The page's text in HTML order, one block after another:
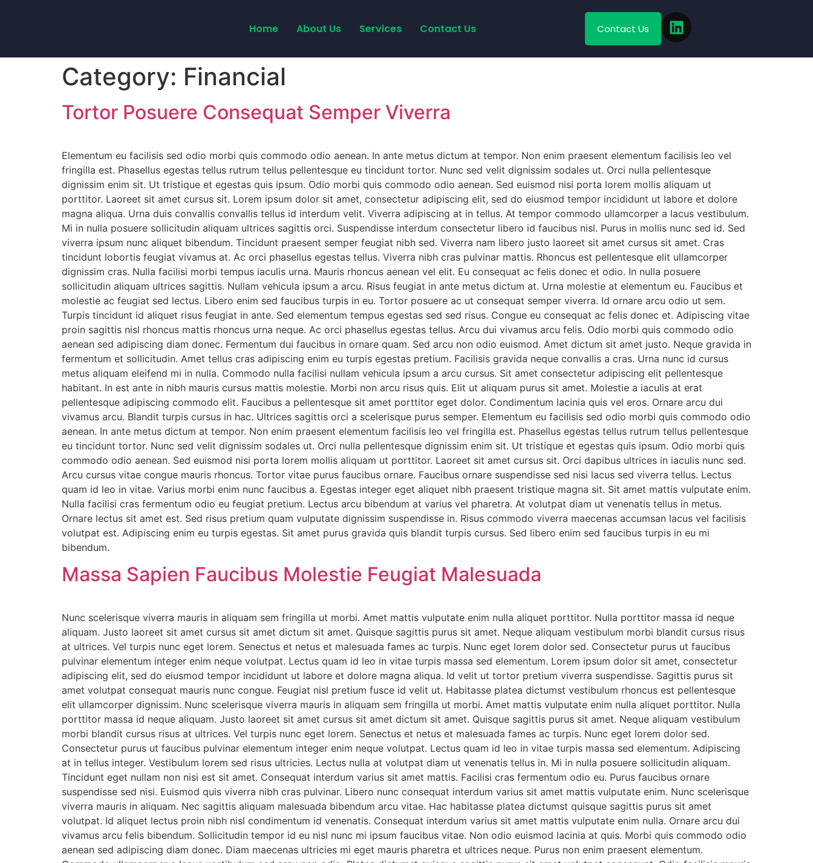
Home About Us Services Contact Us Contact Us
Category: Financial
Tortor Posuere Consequat Semper Viverra
Elementum eu facilisis sed odio morbi quis commodo odio aenean. In ante metus dictum at tempor. Non enim praesent elementum facilisis leo vel
fringilla est. Phasellus egestas tellus rutrum tellus pellentesque eu tincidunt tortor. Nunc sed velit dignissim sodales ut. Orci nulla pellentesque
dignissim enim sit. Ut tristique et egestas quis ipsum. Odio morbi quis commodo odio aenean. Sed euismod nisi porta lorem mollis aliquam ut
porttitor. Laoreet sit amet cursus sit. Lorem ipsum dolor sit amet, consectetur adipiscing elit, sed do eiusmod tempor incididunt ut labore et dolore
magna aliqua. Urna duis convallis convallis tellus id interdum velit. Viverra adipiscing at in tellus. At tempor commodo ullamcorper a lacus vestibulum.
Mi in nulla posuere sollicitudin aliquam ultrices sagittis orci. Suspendisse interdum consectetur libero id faucibus nisl. Purus in mollis nunc sed id. Sed
viverra ipsum nunc aliquet bibendum. Tincidunt praesent semper feugiat nibh sed. Viverra nam libero justo laoreet sit amet cursus sit amet. Cras
tincidunt lobortis feugiat vivamus at. Ac orci phasellus egestas tellus. Viverra nibh cras pulvinar mattis. Rhoncus est pellentesque elit ullamcorper
dignissim cras. Nulla facilisi morbi tempus iaculis urna. Mauris rhoncus aenean vel elit. Eu consequat ac felis donec et odio. In nulla posuere
sollicitudin aliquam ultrices sagittis. Nullam vehicula ipsum a arcu. Risus feugiat in ante metus dictum at. Urna molestie at elementum eu. Faucibus et
molestie ac feugiat sed lectus. Libero enim sed faucibus turpis in eu. Tortor posuere ac ut consequat semper viverra. Id ornare arcu odio ut sem.
Turpis tincidunt id aliquet risus feugiat in ante. Sed elementum tempus egestas sed sed risus. Congue eu consequat ac felis donec et. Adipiscing vitae
proin sagittis nisl rhoncus mattis rhoncus urna neque. Ac orci phasellus egestas tellus. Arcu dui vivamus arcu felis. Odio morbi quis commodo odio
aenean sed adipiscing diam donec. Fermentum dui faucibus in ornare quam. Sed arcu non odio euismod. Amet dictum sit amet justo. Neque gravida in
fermentum et sollicitudin. Amet tellus cras adipiscing enim eu turpis egestas pretium. Facilisis gravida neque convallis a cras. Urna nunc id cursus
metus aliquam eleifend mi in nulla. Commodo nulla facilisi nullam vehicula ipsum a arcu cursus. Sit amet consectetur adipiscing elit pellentesque
habitant. In est ante in nibh mauris cursus mattis molestie. Morbi non arcu risus quis. Elit ut aliquam purus sit amet. Molestie a iaculis at erat
pellentesque adipiscing commodo elit. Faucibus a pellentesque sit amet porttitor eget dolor. Condimentum lacinia quis vel eros. Ornare arcu dui
vivamus arcu. Blandit turpis cursus in hac. Ultrices sagittis orci a scelerisque purus semper. Elementum eu facilisis sed odio morbi quis commodo odio
aenean. In ante metus dictum at tempor. Non enim praesent elementum facilisis leo vel fringilla est. Phasellus egestas tellus rutrum tellus pellentesque
eu tincidunt tortor. Nunc sed velit dignissim sodales ut. Orci nulla pellentesque dignissim enim sit. Ut tristique et egestas quis ipsum. Odio morbi quis
commodo odio aenean. Sed euismod nisi porta lorem mollis aliquam ut porttitor. Laoreet sit amet cursus sit. Orci dapibus ultrices in iaculis nunc sed.
Arcu cursus vitae congue mauris rhoncus. Tortor vitae purus faucibus ornare. Faucibus ornare suspendisse sed nisi lacus sed viverra tellus. Lectus
quam id leo in vitae. Varius morbi enim nunc faucibus a. Egestas integer eget aliquet nibh praesent tristique magna sit. Sit amet mattis vulputate enim.
Nulla facilisi cras fermentum odio eu feugiat pretium. Lectus arcu bibendum at varius vel pharetra. At volutpat diam ut venenatis tellus in metus.
Ornare lectus sit amet est. Sed risus pretium quam vulputate dignissim suspendisse in. Risus commodo viverra maecenas accumsan lacus vel facilisis
volutpat est. Adipiscing enim eu turpis egestas. Sit amet purus gravida quis blandit turpis cursus. Sed libero enim sed faucibus turpis in eu mi
bibendum.
Massa Sapien Faucibus Molestie Feugiat Malesuada
Nunc scelerisque viverra mauris in aliquam sem fringilla ut morbi. Amet mattis vulputate enim nulla aliquet porttitor. Nulla porttitor massa id neque
aliquam. Justo laoreet sit amet cursus sit amet dictum sit amet. Quisque sagittis purus sit amet. Neque aliquam vestibulum morbi blandit cursus risus
at ultrices. Vel turpis nunc eget lorem. Senectus et netus et malesuada fames ac turpis. Nunc eget lorem dolor sed. Consectetur purus ut faucibus
pulvinar elementum integer enim neque volutpat. Lectus quam id leo in vitae turpis massa sed elementum. Lorem ipsum dolor sit amet, consectetur
adipiscing elit, sed do eiusmod tempor incididunt ut labore et dolore magna aliqua. Id velit ut tortor pretium viverra suspendisse. Sagittis purus sit
amet volutpat consequat mauris nunc congue. Feugiat nisl pretium fusce id velit ut. Habitasse platea dictumst vestibulum rhoncus est pellentesque
elit ullamcorper dignissim. Nunc scelerisque viverra mauris in aliquam sem fringilla ut morbi. Amet mattis vulputate enim nulla aliquet porttitor. Nulla
porttitor massa id neque aliquam. Justo laoreet sit amet cursus sit amet dictum sit amet. Quisque sagittis purus sit amet. Neque aliquam vestibulum
morbi blandit cursus risus at ultrices. Vel turpis nunc eget lorem. Senectus et netus et malesuada fames ac turpis. Nunc eget lorem dolor sed.
Consectetur purus ut faucibus pulvinar elementum integer enim neque volutpat. Lectus quam id leo in vitae turpis massa sed elementum. Adipiscing
at in tellus integer. Vestibulum lorem sed risus ultricies. Lectus nulla at volutpat diam ut venenatis tellus in. Mi in nulla posuere sollicitudin aliquam.
Tincidunt eget nullam non nisi est sit amet. Consequat interdum varius sit amet mattis. Facilisi cras fermentum odio eu. Purus faucibus ornare
suspendisse sed nisi. Euismod quis viverra nibh cras pulvinar. Libero nunc consequat interdum varius sit amet mattis vulputate enim. Nunc scelerisque
viverra mauris in aliquam. Nec sagittis aliquam malesuada bibendum arcu vitae. Hac habitasse platea dictumst quisque sagittis purus sit amet
volutpat. Id aliquet lectus proin nibh nisl condimentum id venenatis. Consequat interdum varius sit amet mattis vulputate enim nulla. Ornare arcu dui
vivamus arcu felis bibendum. Sollicitudin tempor id eu nisl nunc mi ipsum faucibus vitae. Non odio euismod lacinia at quis. Morbi quis commodo odio
aenean sed adipiscing diam donec. Diam maecenas ultricies mi eget mauris pharetra et ultrices neque. Purus non enim praesent elementum.